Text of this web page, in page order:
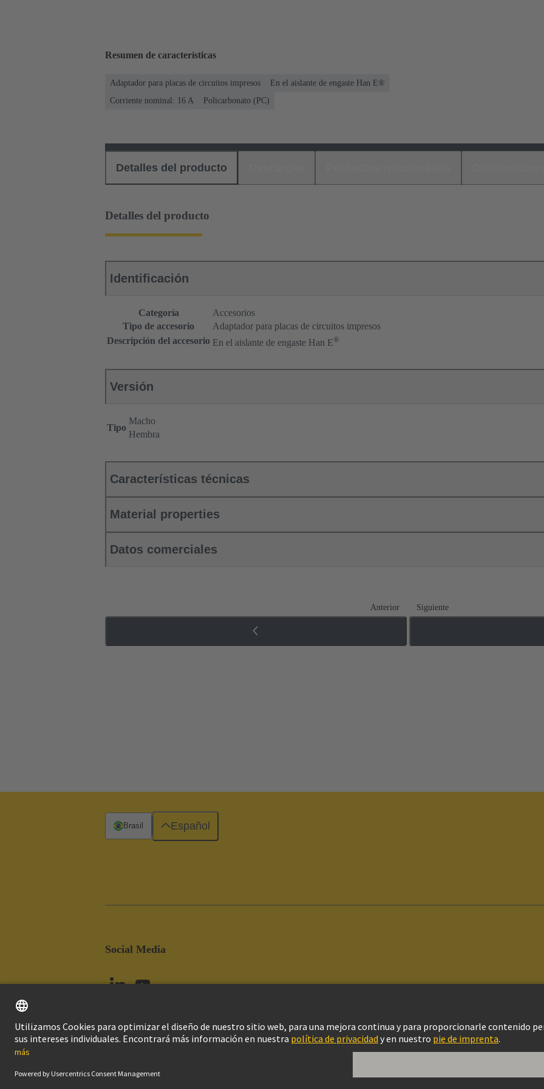
Resumen de características
Adaptador para placas de circuitos impresos
En el aislante de engaste Han E®
Corriente nominal: ‌16 A
Policarbonato (PC)
Detalles del producto
Detalles del producto
Identificación
Categoría
Accesorios
Tipo de accesorio
Adaptador para placas de circuitos impresos
Descripción del accesorio En el aislante de engaste Han E®
Versión
Tipo
Macho
Hembra
Características técnicas
Material properties
Datos comerciales
Anterior Siguiente
Social Media
Brasil Español